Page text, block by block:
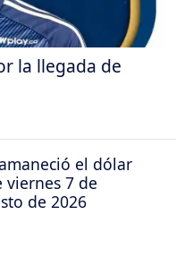
la llegada de
el dólar
viernes 7 de
de 2026